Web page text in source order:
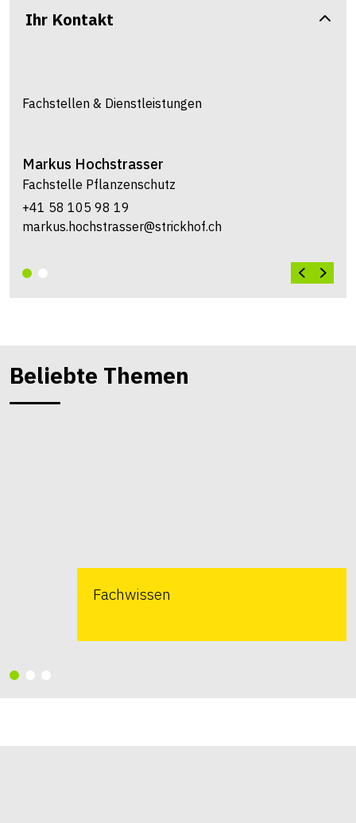
Ihr Kontakt
Fachstellen & Dienstleistungen
Markus Hochstrasser
Fachstelle Pflanzenschutz
+41 58 105 98 19
markus.hochstrasser@strickhof.ch
Beliebte Themen
Fachwissen